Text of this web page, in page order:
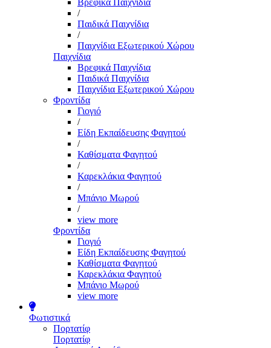
Βρεφικά Παιχνίδια
/
Παιδικά Παιχνίδια
/
Παιχνίδια Εξωτερικού Χώρου
Παιχνίδια
Βρεφικά Παιχνίδια
Παιδικά Παιχνίδια
Παιχνίδια Εξωτερικού Χώρου
Φροντίδα
Γιογιό
/
Είδη Εκπαίδευσης Φαγητού
/
Καθίσματα Φαγητού
/
Καρεκλάκια Φαγητού
/
Μπάνιο Μωρού
/
view more
Φροντίδα
Γιογιό
Είδη Εκπαίδευσης Φαγητού
Καθίσματα Φαγητού
Καρεκλάκια Φαγητού
Μπάνιο Μωρού
view more
Φωτιστικά
Πορτατίφ
Πορτατίφ